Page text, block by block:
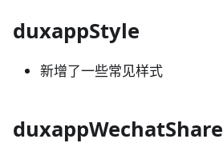
duxappStyle
新增了一些常见样式
duxappWechatShare